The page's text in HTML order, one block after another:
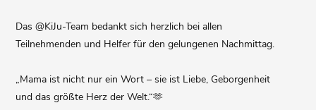
Das @KiJu-Team bedankt sich herzlich bei allen
Teilnehmenden und Helfer für den gelungenen Nachmittag.
„Mama ist nicht nur ein Wort – sie ist Liebe, Geborgenheit
und das größte Herz der Welt.“🫶